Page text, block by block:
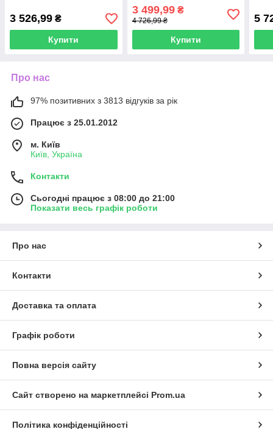
3 526,99 ₴
Купити
3 499,99₴
4 726,99 ₴
Купити
5
Про нас
97% позитивних з 3813 відгуків за рік
Працює з 25.01.2012
м. Київ
Київ, Україна
Контакти
Сьогодні працює з 08:00 до 21:00
Показати весь графік роботи
Про нас
Контакти
Доставка та оплата
Графік роботи
Повна версія сайту
Сайт створено на маркетплейсі Prom.ua
Політика конфіденційності